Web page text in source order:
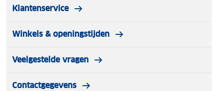
Klantenservice
Winkels & openingstijden
Veelgestelde vragen
Contactgegevens